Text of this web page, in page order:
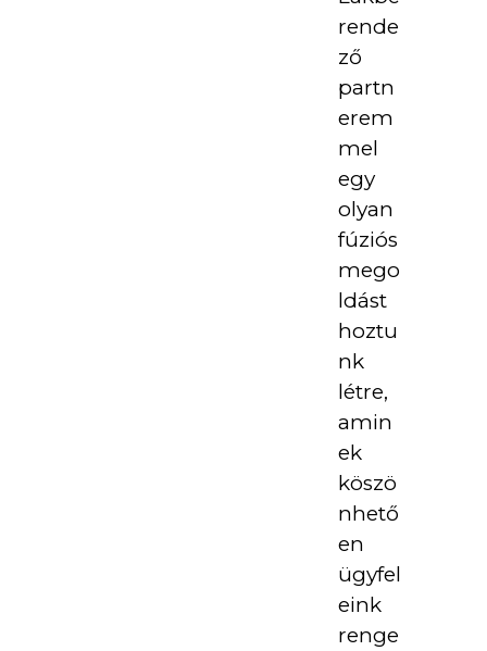
rende
ző
partn
erem
mel
egy
olyan
fúziós
mego
ldást
hoztu
nk
létre,
amin
ek
köszö
nhető
en
ügyfel
eink
renge